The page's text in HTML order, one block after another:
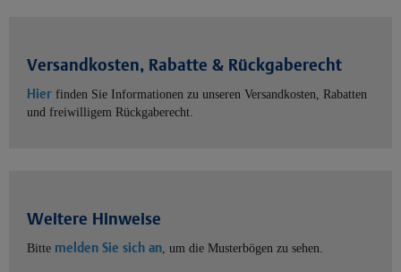
Versandkosten, Rabatte & Rückgaberecht
Hier finden Sie Informationen zu unseren Versandkosten, Rabatten
und freiwilligem Rückgaberecht.
Weitere Hinweise
Bitte melden Sie sich an, um die Musterbögen zu sehen.